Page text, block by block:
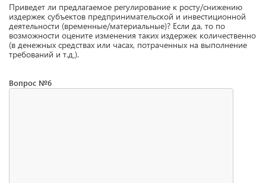
Приведет ли предлагаемое регулирование к росту/снижению
издержек субъектов предпринимательской и инвестиционной
деятельности (временные/материальные)? Если да, то по
возможности оцените изменения таких издержек количественно
(в денежных средствах или часах, потраченных на выполнение
требований и т.д‚).
Вопрос №6